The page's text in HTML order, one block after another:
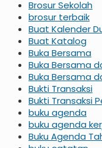
Brosur Sekolah
brosur terbaik
Buat Kalender
Buat Katalog
Buka Bersama
Buka Bersama
Buka Bersama
Bukti Transaksi
Bukti Transaksi
buku agenda
buku agenda
Buku Agenda